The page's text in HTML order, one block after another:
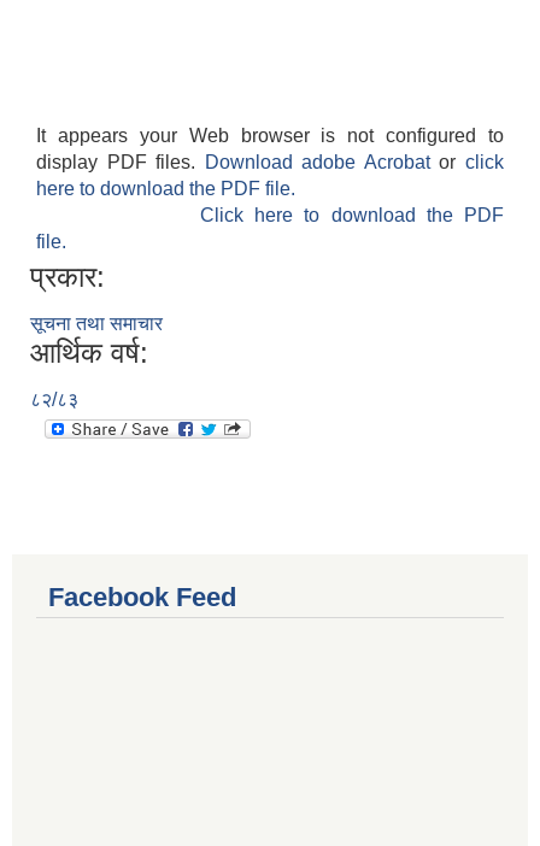
It appears your Web browser is not configured to
display PDF files.
Download adobe Acrobatorclick
here to download the PDF file.
Click here to download the PDF
file.
प्रकार:
सूचना तथा समाचार
आर्थिक वर्ष:
८२/८३
Facebook Feed